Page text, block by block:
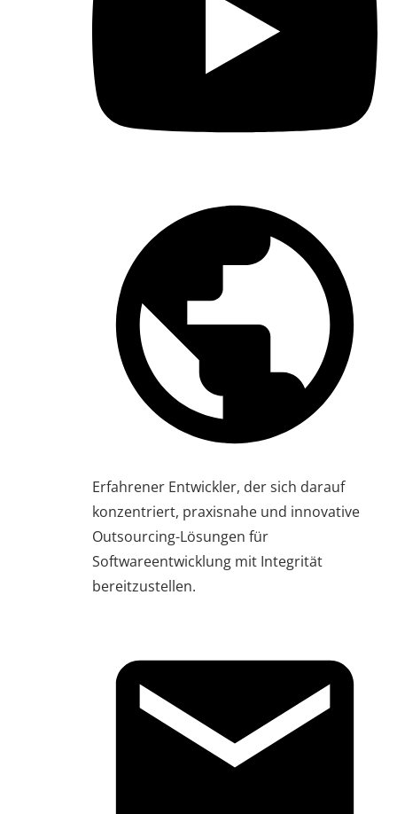
Erfahrener Entwickler, der sich darauf
konzentriert, praxisnahe und innovative
Outsourcing-Lösungen für
Softwareentwicklung mit Integrität
bereitzustellen.